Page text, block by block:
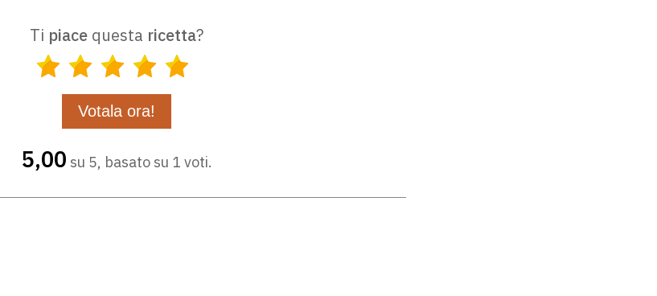
Ti piace questa ricetta?
5,00 su 5, basato su 1 voti.